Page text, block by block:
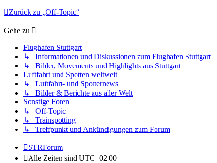
Zurück zu „Off-Topic“
Gehe zu
Flughafen Stuttgart
↳ Informationen und Diskussionen zum Flughafen Stuttgart
↳ Bilder, Movements und Highlights aus Stuttgart
Luftfahrt und Spotten weltweit
↳ Luftfahrt- und Spotternews
↳ Bilder & Berichte aus aller Welt
Sonstige Foren
↳ Off-Topic
↳ Trainspotting
↳ Treffpunkt und Ankündigungen zum Forum
STRForum
Alle Zeiten sind UTC+02:00